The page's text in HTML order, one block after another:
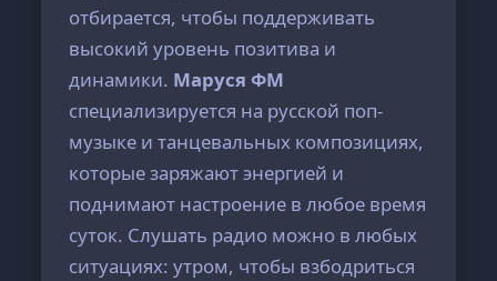
отбирается, чтобы поддерживать
высокий уровень позитива и
динамики. Маруся ФМ
специализируется на русской поп-
музыке и танцевальных композициях,
которые заряжают энергией и
поднимают настроение в любое время
суток. Слушать радио можно в любых
ситуациях: утром, чтобы взбодриться